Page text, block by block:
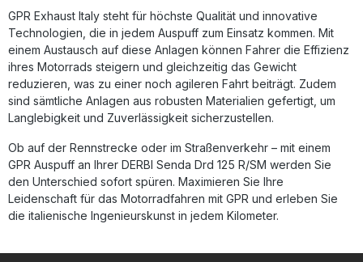
Auspuffanlage GPR Furore-X Inox Removable DB-Killer
Verbindungsrohr (Link Pipe) Fahrzeugspezifische
Halterungen und Zubehör Montageanleitung
GPR Exhaust Italy steht für höchste Qualität und innovative
Technologien, die in jedem Auspuff zum Einsatz kommen. Mit
einem Austausch auf diese Anlagen können Fahrer die Effizienz
ihres Motorrads steigern und gleichzeitig das Gewicht
reduzieren, was zu einer noch agileren Fahrt beiträgt. Zudem
sind sämtliche Anlagen aus robusten Materialien gefertigt, um
Langlebigkeit und Zuverlässigkeit sicherzustellen.
Ob auf der Rennstrecke oder im Straßenverkehr – mit einem
GPR Auspuff an Ihrer DERBI Senda Drd 125 R/SM werden Sie
den Unterschied sofort spüren. Maximieren Sie Ihre
Leidenschaft für das Motorradfahren mit GPR und erleben Sie
die italienische Ingenieurskunst in jedem Kilometer.